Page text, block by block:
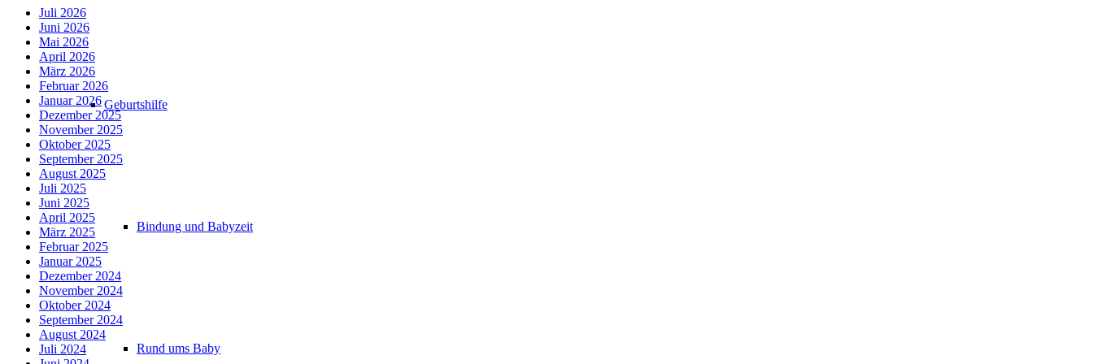
Geburtshilfe
Bindung und Babyzeit
Rund ums Baby
Juli 2026
Juni 2026
Mai 2026
April 2026
März 2026
Februar 2026
Januar 2026
Dezember 2025
November 2025
Oktober 2025
September 2025
August 2025
Juli 2025
Juni 2025
April 2025
März 2025
Februar 2025
Januar 2025
Dezember 2024
November 2024
Oktober 2024
September 2024
August 2024
Juli 2024